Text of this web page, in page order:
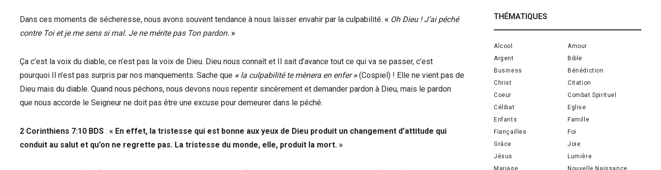
Dans ces moments de sécheresse, nous avons souvent tendance à nous laisser envahir par la culpabilité. « Oh Dieu ! J’ai péché
contre Toi et je me sens si mal. Je ne mérite pas Ton pardon. »
Ça c’est la voix du diable, ce n’est pas la voix de Dieu. Dieu nous connaît et Il sait d’avance tout ce qui va se passer, c’est
pourquoi Il n’est pas surpris par nos manquements. Sache que « la culpabilité te mènera en enfer»(Cospiel) ! Elle ne vient pas de
Dieu mais du diable. Quand nous péchons, nous devons nous repentir sincèrement et demander pardon à Dieu, mais le pardon
que nous accorde le Seigneur ne doit pas être une excuse pour demeurer dans le péché.
‭‭2 Corinthiens‬ ‭7:10‬ ‭BDS‬‬ : « En effet, la tristesse qui est bonne aux yeux de Dieu produit un changement d’attitude qui
conduit au salut et qu’on ne regrette pas. La tristesse du monde, elle, produit la mort. »
THÉMATIQUES
Alcool
Amour
Argent
Bible
Business
Bénédiction
Christ
Citation
Coeur
Combat Spirituel
Célibat
Eglise
Enfants
Famille
Fiançailles
Foi
Grâce
Joie
Jésus
Lumière
Mariage
Nouvelle Naissance